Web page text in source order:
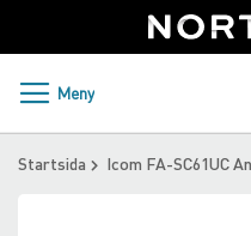
to
Content
PRODUKTER OCH
Meny
Startsida Icom FA-SC61UC